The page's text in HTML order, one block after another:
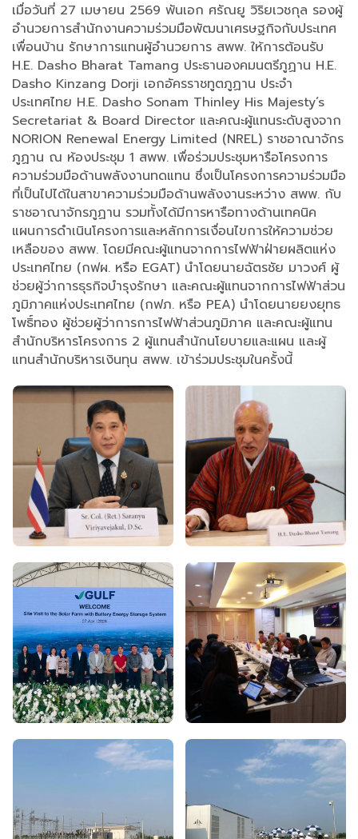
เมื่อวันที่ 27 เมษายน 2569 พันเอก ศรัณยู วิริยเวชกุล รองผู้
อำนวยการสำนักงานความร่วมมือพัฒนาเศรษฐกิจกับประเทศ
เพื่อนบ้าน รักษาการแทนผู้อำนวยการ สพพ. ให้การต้อนรับ
H.E. Dasho Bharat Tamang ประธานองคมนตรีภูฏาน H.E.
Dasho Kinzang Dorji เอกอัครราชทูตภูฏาน ประจำ
ประเทศไทย H.E. Dasho Sonam Thinley His Majesty’s
Secretariat & Board Director และคณะผู้แทนระดับสูงจาก
NORION Renewal Energy Limited (NREL) ราชอาณาจักร
ภูฏาน ณ ห้องประชุม 1 สพพ. เพื่อร่วมประชุมหารือโครงการ
ความร่วมมือด้านพลังงานทดแทน ซึ่งเป็นโครงการความร่วมมือ
ที่เป็นไปได้ในสาขาความร่วมมือด้านพลังงานระหว่าง สพพ. กับ
ราชอาณาจักรภูฏาน รวมทั้งได้มีการหารือทางด้านเทคนิค
แผนการดำเนินโครงการและหลักการเงื่อนไขการให้ความช่วย
เหลือของ สพพ. โดยมีคณะผู้แทนจากการไฟฟ้าฝ่ายผลิตแห่ง
ประเทศไทย (กฟผ. หรือ EGAT) นำโดยนายฉัตรชัย มาวงศ์ ผู้
ช่วยผู้ว่าการธุรกิจบำรุงรักษา และคณะผู้แทนจากการไฟฟ้าส่วน
ภูมิภาคแห่งประเทศไทย (กฟภ. หรือ PEA) นำโดยนายยงยุทธ
โพธิ์ทอง ผู้ช่วยผู้ว่าการการไฟฟ้าส่วนภูมิภาค และคณะผู้แทน
สำนักบริหารโครงการ 2 ผู้แทนสำนักนโยบายและแผน และผู้
แทนสำนักบริหารเงินทุน สพพ. เข้าร่วมประชุมในครั้งนี้